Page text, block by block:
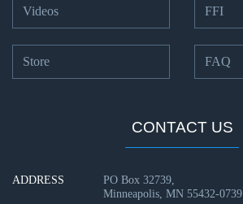
Hearing
God's
Voice
of
Videos
Store
FFI
FAQ
CONTACT US
ADDRESS
PO Box 32739,
Minneapolis, MN 55432-0739